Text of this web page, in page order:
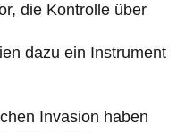
die Kontrolle über
dazu ein Instrument
Invasion haben